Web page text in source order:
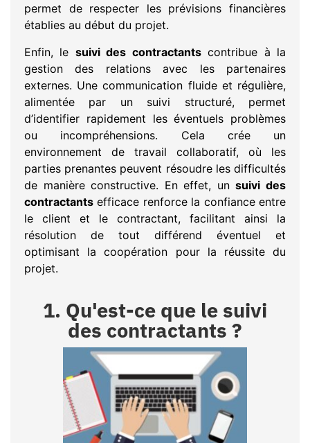
permet de respecter les prévisions financières
établies au début du projet.
Enfin, le suivi des contractantscontribue à la
gestion des relations avec les partenaires
externes. Une communication fluide et régulière,
alimentée par un suivi structuré, permet
d’identifier rapidement les éventuels problèmes
ou incompréhensions. Cela crée un
environnement de travail collaboratif, où les
parties prenantes peuvent résoudre les difficultés
de manière constructive. En effet, unsuivi des
contractants efficace renforce la confiance entre
le client et le contractant, facilitant ainsi la
résolution de tout différend éventuel et
optimisant la coopération pour la réussite du
projet.
1. Qu'est-ce que le suivi
des contractants ?